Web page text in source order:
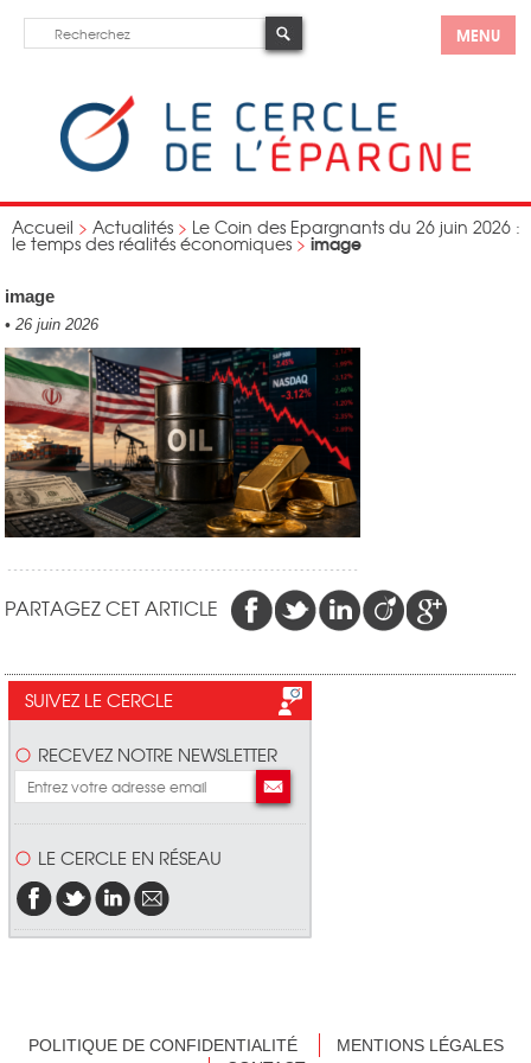
MENU
Accueil > Actualités > Le Coin des Epargnants du 26 juin 2026 :
le temps des réalités économiques > image
image
• 26 juin 2026
PARTAGEZ CET ARTICLE
SUIVEZ LE CERCLE
RECEVEZ NOTRE NEWSLETTER
LE CERCLE EN RÉSEAU
POLITIQUE DE CONFIDENTIALITÉ
MENTIONS LÉGALES